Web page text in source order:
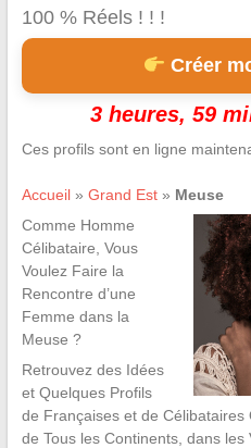
100 % Réels ! ! !
Créer
3 heures, 59
Ces profils sont en ligne
Accueil» Grand Est» Meuse
Comme Homme
Célibataire, Vous
Voulez Faire la
Rencontre d’une
Femme dans la
Meuse ?
Retrouvez des Idées
et Quelques Profils
de Françaises et de Célibataires
de Tous les Continents, dans les